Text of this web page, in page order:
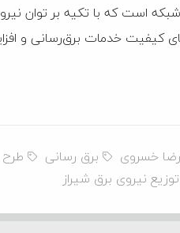
است که با تکیه بر توان
کیفیت خدمات برق‌رسانی و
خسروی برق رسانی
نیروی برق شیراز